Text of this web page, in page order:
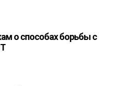
о способах борьбы с